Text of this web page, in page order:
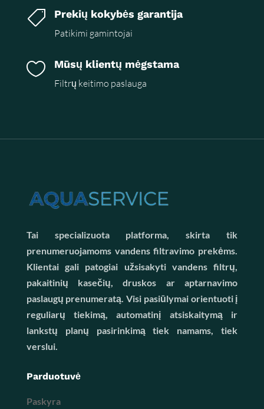
 Prekių kokybės garantija
Patikimi gamintojai
 Mūsų klientų mėgstama
Filtrų keitimo paslauga
Tai specializuota platforma, skirta tik
prenumeruojamoms vandens filtravimo prekėms.
Klientai gali patogiai užsisakyti vandens filtrų,
pakaitinių kasečių, druskos ar aptarnavimo
paslaugų prenumeratą. Visi pasiūlymai orientuoti į
reguliarų tiekimą, automatinį atsiskaitymą ir
lankstų planų pasirinkimą tiek namams, tiek
verslui.
Parduotuvė
Paskyra